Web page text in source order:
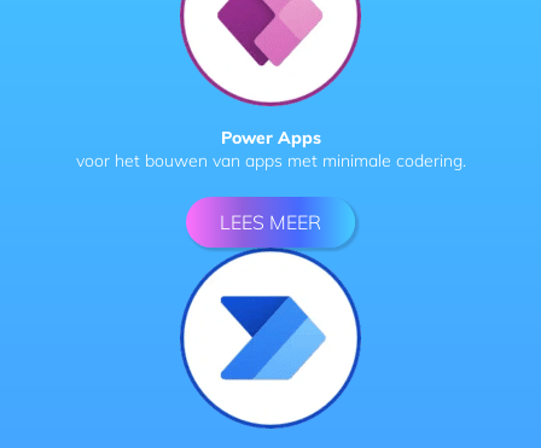
Power Apps
voor het bouwen van apps met minimale codering.
LEES MEER